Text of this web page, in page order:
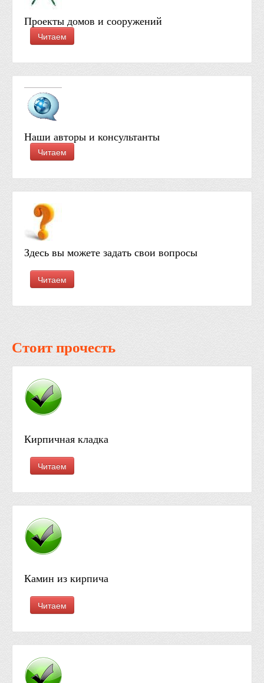
Проекты домов и сооружений
Читаем
Наши авторы и консультанты
Читаем
Здесь вы можете задать свои вопросы
Читаем
Стоит прочесть
Кирпичная кладка
Читаем
Камин из кирпича
Читаем